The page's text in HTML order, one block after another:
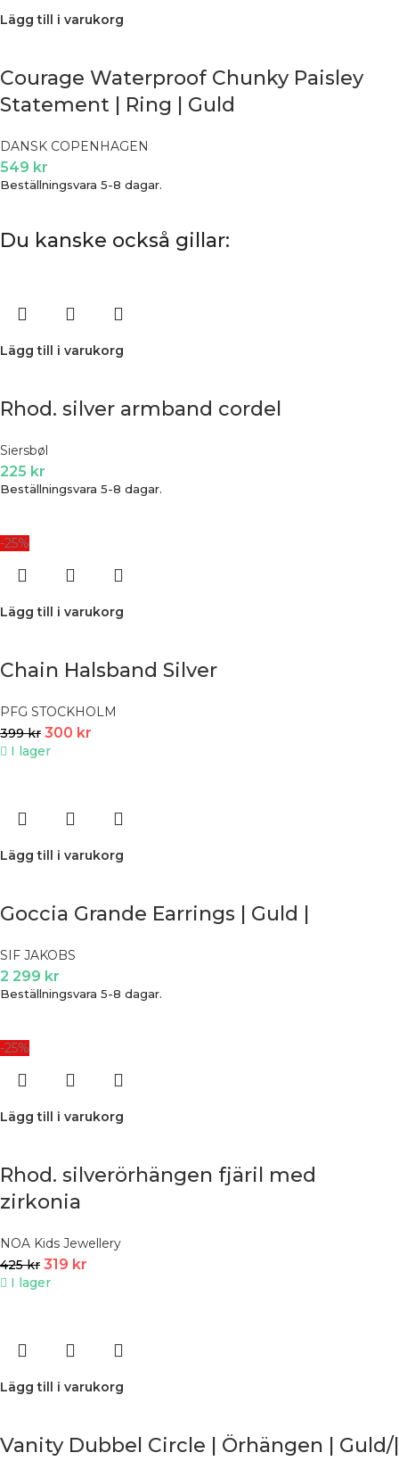
Lägg till i varukorg
Courage Waterproof Chunky Paisley
Statement | Ring | Guld
DANSK COPENHAGEN
549 kr
Beställningsvara 5-8 dagar.
Du kanske också gillar:
Lägg till i varukorg
Rhod. silver armband cordel
Siersbøl
225 kr
Beställningsvara 5-8 dagar.
-25%
Lägg till i varukorg
Chain Halsband Silver
PFG STOCKHOLM
399kr 300 kr
I lager
Lägg till i varukorg
Goccia Grande Earrings | Guld |
SIF JAKOBS
2 299 kr
Beställningsvara 5-8 dagar.
-25%
Lägg till i varukorg
Rhod. silverörhängen fjäril med
zirkonia
NOA Kids Jewellery
425kr 319 kr
I lager
Lägg till i varukorg
Vanity Dubbel Circle | Örhängen | Guld/|